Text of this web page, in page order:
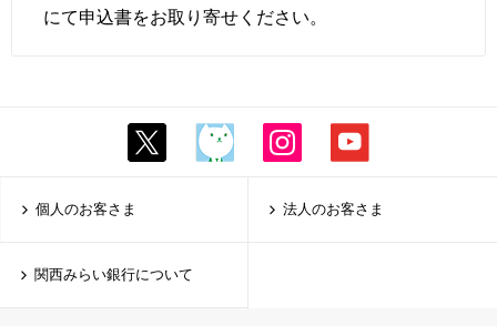
にて申込書をお取り寄せください。
個人のお客さま 法人のお客さま
関西みらい銀行について